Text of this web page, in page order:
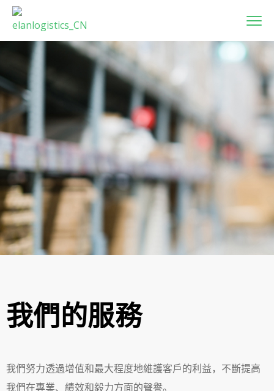
我們的服務
我們努力透過增值和最大程度地維護客戶的利益，不斷提高
我們在專業、績效和毅力方面的聲譽。